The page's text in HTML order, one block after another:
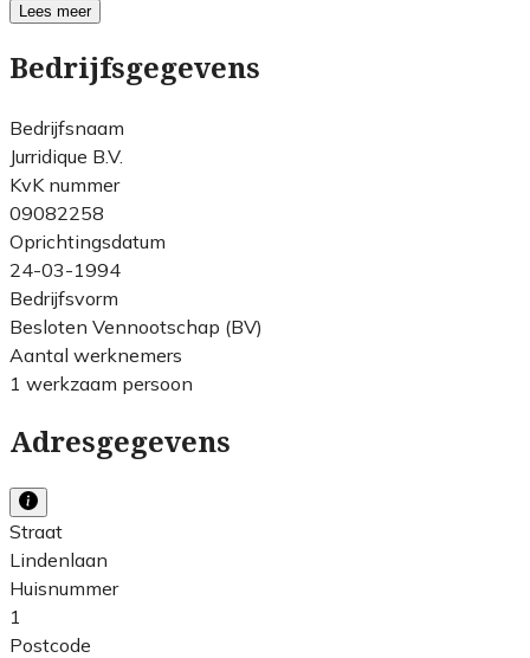
Lees meer
Bedrijfsgegevens
Bedrijfsnaam
Jurridique B.V.
KvK nummer
09082258
Oprichtingsdatum
24-03-1994
Bedrijfsvorm
Besloten Vennootschap (BV)
Aantal werknemers
1 werkzaam persoon
Adresgegevens
Straat
Lindenlaan
Huisnummer
1
Postcode